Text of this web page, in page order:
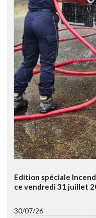
Edition spéciale
ce vendredi 31 juillet
30/07/26